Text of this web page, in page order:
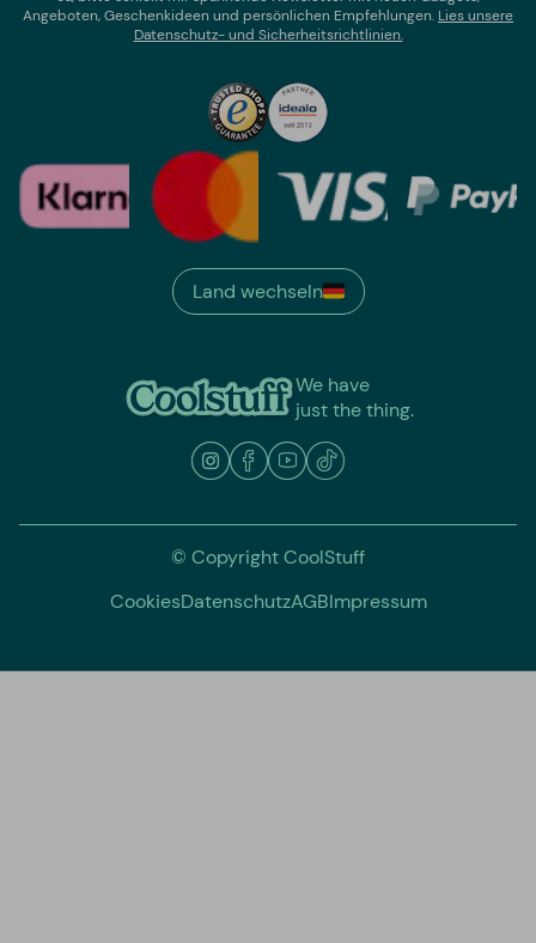
Angeboten, Geschenkideen und persönlichen Empfehlungen. Lies unsere
Datenschutz- und Sicherheitsrichtlinien.
We have
just the thing.
Land wechseln
© Copyright CoolStuff
CookiesDatenschutzAGBImpressum